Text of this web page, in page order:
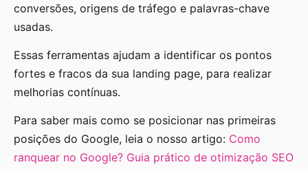
conversões, origens de tráfego e palavras-chave
usadas.
Essas ferramentas ajudam a identificar os pontos
fortes e fracos da sua landing page, para realizar
melhorias contínuas.
Para saber mais como se posicionar nas primeiras
posições do Google, leia o nosso artigo: Como
ranquear no Google? Guia prático de otimização SEO